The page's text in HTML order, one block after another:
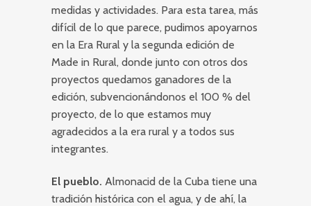
medidas y actividades. Para esta tarea, más
difícil de lo que parece, pudimos apoyarnos
en la Era Rural y la segunda edición de
Made in Rural, donde junto con otros dos
proyectos quedamos ganadores de la
edición, subvencionándonos el 100 % del
proyecto, de lo que estamos muy
agradecidos a la era rural y a todos sus
integrantes.
El pueblo. Almonacid de la Cuba tiene una
tradición histórica con el agua, y de ahí, la